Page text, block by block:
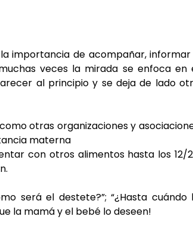
importancia de acompañar,
veces la mirada se enfoca en
al principio y se deja de lado
otras organizaciones y
materna
con otros alimentos hasta los 12/
será el destete?”; “¿Hasta cuándo
la mamá y el bebé lo deseen!